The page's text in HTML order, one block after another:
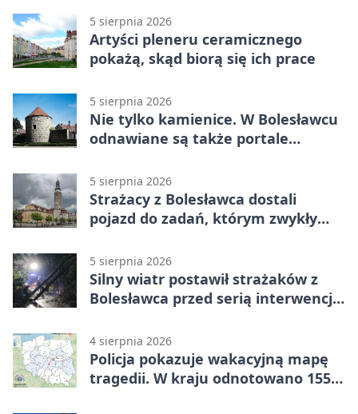
5 sierpnia 2026
Artyści pleneru ceramicznego
pokażą, skąd biorą się ich prace
5 sierpnia 2026
Nie tylko kamienice. W Bolesławcu
odnawiane są także portale
5 sierpnia 2026
Strażacy z Bolesławca dostali
pojazd do zadań, którym zwykły
5 sierpnia 2026
Silny wiatr postawił strażaków z
Bolesławca przed serią interwencji -
4 sierpnia 2026
Policja pokazuje wakacyjną mapę
tragedii. W kraju odnotowano 155